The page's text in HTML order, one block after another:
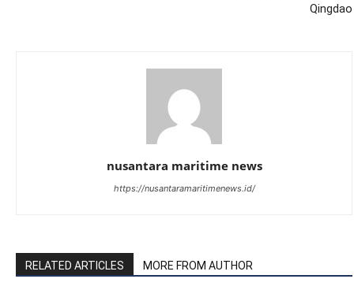
Qingdao
nusantara maritime news
https://nusantaramaritimenews.id/
RELATED ARTICLES MORE FROM AUTHOR